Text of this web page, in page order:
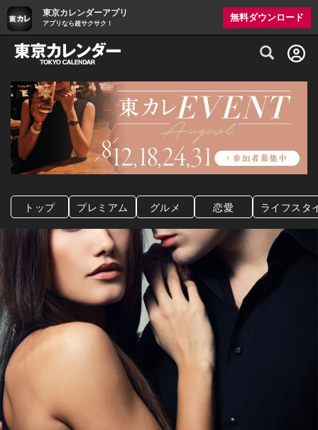
東京カレンダーアプリ
アプリなら超サクサク！
無料ダウンロード
グルメ情報・プレミアムレストラン予約
トップ プレミアム グルメ 恋愛 ライフスタ